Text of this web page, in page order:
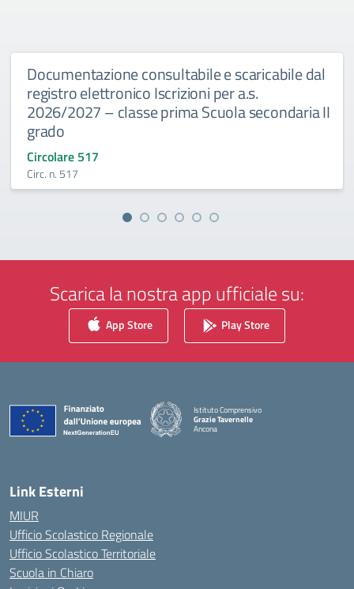
Documentazione consultabile e scaricabile dal
registro elettronico Iscrizioni per a.s.
2026/2027 – classe prima Scuola secondaria II
grado
Circolare 517
Circ. n. 517
Scarica la nostra app ufficiale su:
App Store Play Store
Istituto Comprensivo
Grazie Tavernelle
Ancona
Link Esterni
MIUR
Ufficio Scolastico Regionale
Ufficio Scolastico Territoriale
Scuola in Chiaro